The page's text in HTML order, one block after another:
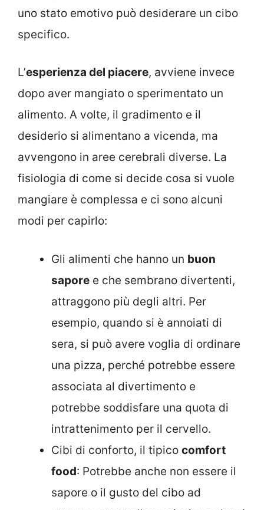
uno stato emotivo può desiderare un cibo
specifico.
L’esperienza del piacere, avviene invece
dopo aver mangiato o sperimentato un
alimento. A volte, il gradimento e il
desiderio si alimentano a vicenda, ma
avvengono in aree cerebrali diverse. La
fisiologia di come si decide cosa si vuole
mangiare è complessa e ci sono alcuni
modi per capirlo:
Gli alimenti che hanno un buon
sapore e che sembrano divertenti,
attraggono più degli altri. Per
esempio, quando si è annoiati di
sera, si può avere voglia di ordinare
una pizza, perché potrebbe essere
associata al divertimento e
potrebbe soddisfare una quota di
intrattenimento per il cervello.
Cibi di conforto, il tipico comfort
food: Potrebbe anche non essere il
sapore o il gusto del cibo ad